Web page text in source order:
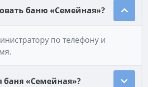
баню «Семейная»?
по телефону и
баня «Семейная»?